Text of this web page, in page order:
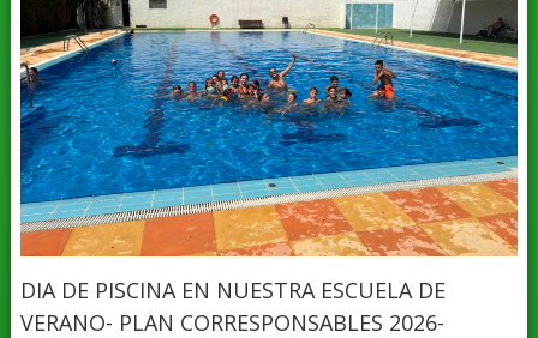
DIA DE PISCINA EN NUESTRA ESCUELA DE
VERANO- PLAN CORRESPONSABLES 2026-